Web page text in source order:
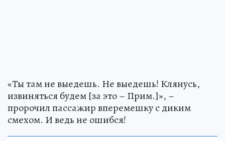
«Ты там не выедешь. Не выедешь! Клянусь,
извиняться будем [за это – Прим.]», –
пророчил пассажир вперемешку с диким
смехом. И ведь не ошибся!